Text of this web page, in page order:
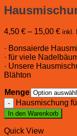
4,50 € – 15,00 € inkl.
· Bonsaierde
· für viele
· Unsere
Blähton
Menge
Hausmischung
In den Warenkorb
Quick View